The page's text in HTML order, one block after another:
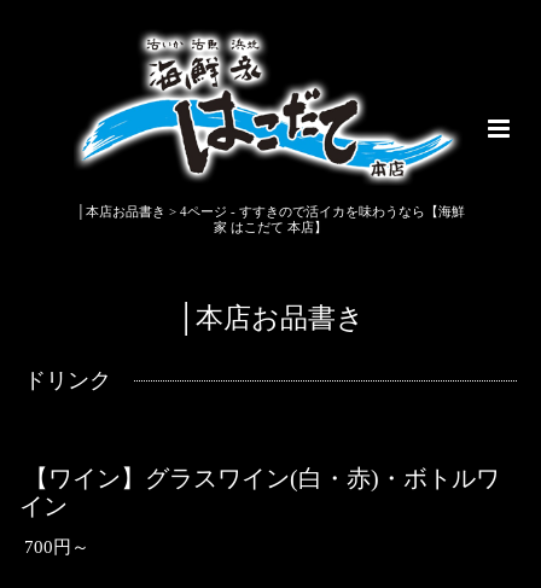
│本店お品書き > 4ページ - すすきので活イカを味わうなら【海鮮
家 はこだて 本店】
│本店お品書き
ドリンク
【ワイン】グラスワイン(白・赤)・ボトルワ
イン
700円～